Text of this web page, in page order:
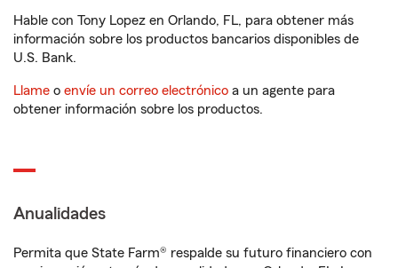
Hable con Tony Lopez en Orlando, FL, para obtener más
información sobre los productos bancarios disponibles de
U.S. Bank.
Llame o envíe un correo electrónico a un agente para
obtener información sobre los productos.
Anualidades
Permita que State Farm® respalde su futuro financiero con